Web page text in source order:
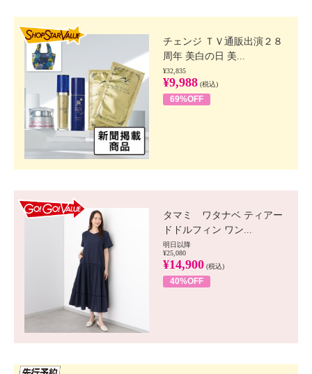
チェンジ ＴＶ通販出演２８
周年 美白の日 美...
¥32,835
¥9,988 (税込)
69%OFF
タマミ ワタナベ ティアー
ドドルフィン ワン...
明日以降
¥25,080
¥14,900 (税込)
40%OFF